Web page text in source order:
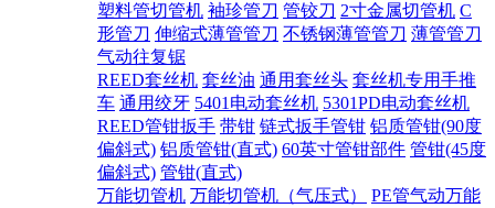
塑料管切管机 袖珍管刀 管铰刀 2寸金属切管机 C
形管刀 伸缩式薄管管刀 不锈钢薄管管刀 薄管管刀
气动往复锯
REED套丝机 套丝油 通用套丝头 套丝机专用手推
车 通用绞牙 5401电动套丝机 5301PD电动套丝机
REED管钳扳手 带钳 链式扳手管钳 铝质管钳(90度
偏斜式) 铝质管钳(直式) 60英寸管钳部件 管钳(45度
偏斜式) 管钳(直式)
万能切管机 万能切管机（气压式）
PE管气动万能